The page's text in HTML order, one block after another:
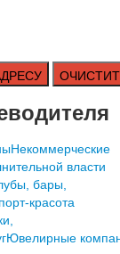
Некоммерческие
власти
бары,
красота
Ювелирные